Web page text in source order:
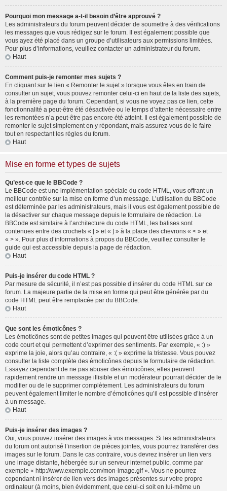
Pourquoi mon message a-t-il besoin d’être approuvé ?
Les administrateurs du forum peuvent décider de soumettre à des vérifications
les messages que vous rédigez sur le forum. Il est également possible que
vous ayez été placé dans un groupe d’utilisateurs aux permissions limitées.
Pour plus d’informations, veuillez contacter un administrateur du forum.
Haut
Comment puis-je remonter mes sujets ?
En cliquant sur le lien « Remonter le sujet » lorsque vous êtes en train de
consulter un sujet, vous pouvez remonter celui-ci en haut de la liste des sujets,
à la première page du forum. Cependant, si vous ne voyez pas ce lien, cette
fonctionnalité a peut-être été désactivée ou le temps d’attente nécessaire entre
les remontées n’a peut-être pas encore été atteint. Il est également possible de
remonter le sujet simplement en y répondant, mais assurez-vous de le faire
tout en respectant les règles du forum.
Haut
Mise en forme et types de sujets
Qu’est-ce que le BBCode ?
Le BBCode est une implémentation spéciale du code HTML, vous offrant un
meilleur contrôle sur la mise en forme d’un message. L’utilisation du BBCode
est déterminée par les administrateurs, mais il vous est également possible de
la désactiver sur chaque message depuis le formulaire de rédaction. Le
BBCode est similaire à l’architecture du code HTML, les balises sont
contenues entre des crochets « [ » et « ] » à la place des chevrons « < » et
« > ». Pour plus d’informations à propos du BBCode, veuillez consulter le
guide qui est accessible depuis la page de rédaction.
Haut
Puis-je insérer du code HTML ?
Par mesure de sécurité, il n’est pas possible d’insérer du code HTML sur ce
forum. La majeure partie de la mise en forme qui peut être générée par du
code HTML peut être remplacée par du BBCode.
Haut
Que sont les émoticônes ?
Les émoticônes sont de petites images qui peuvent être utilisées grâce à un
code court et qui permettent d’exprimer des sentiments. Par exemple, « :) »
exprime la joie, alors qu’au contraire, « :( » exprime la tristesse. Vous pouvez
consulter la liste complète des émoticônes depuis le formulaire de rédaction.
Essayez cependant de ne pas abuser des émoticônes, elles peuvent
rapidement rendre un message illisible et un modérateur pourrait décider de le
modifier ou de le supprimer complètement. Les administrateurs du forum
peuvent également limiter le nombre d’émoticônes qu’il est possible d’insérer
à un message.
Haut
Puis-je insérer des images ?
Oui, vous pouvez insérer des images à vos messages. Si les administrateurs
du forum ont autorisé l’insertion de pièces jointes, vous pourrez transférer des
images sur le forum. Dans le cas contraire, vous devrez insérer un lien vers
une image distante, hébergée sur un serveur internet public, comme par
exemple « http://www.exemple.com/mon-image.gif ». Vous ne pourrez
cependant ni insérer de lien vers des images présentes sur votre propre
ordinateur (à moins, bien évidemment, que celui-ci soit en lui-même un